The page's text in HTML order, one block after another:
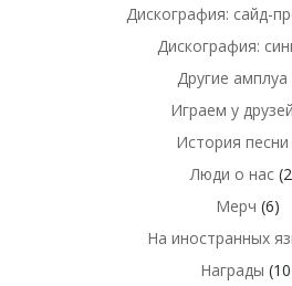
Дискография: сайд-
Дискография:
Другие амплуа
Играем у друзей
История песни
Люди о нас
Мерч (6)
На иностранных
Награды